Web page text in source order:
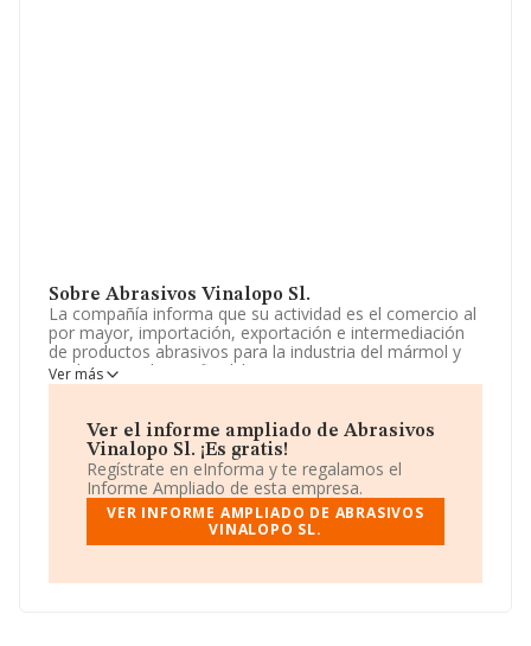
Sobre Abrasivos Vinalopo Sl.
La compañía informa que su actividad es el comercio al
por mayor, importación, exportación e intermediación
de productos abrasivos para la industria del mármol y
piedra natural o artificial. la compraventa e
intermediación de toda clase de fincas rústicas y
de toda clase de edificacio. La empresa es una Sociedad
Limitada. Tiene CNAE: 4684 - '%cnae%'. La compañía
realiza actividad internacional tanto de importación
como exportación.
Teniendo en cuenta la información a disposición de
INFORMA, ha contado con un número de empleados
Ver más
Ver el informe ampliado de Abrasivos
Vinalopo Sl. ¡Es gratis!
Regístrate en eInforma y te regalamos el
Informe Ampliado de esta empresa.
VER INFORME AMPLIADO DE ABRASIVOS
VINALOPO SL.